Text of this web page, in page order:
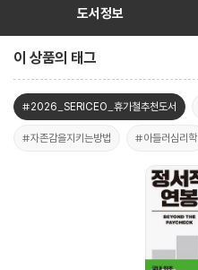
도서정보
이 상품의 태그
#2026_SERICEO_휴가철추천도서
#자존감을지키는방법 #아들러심리학